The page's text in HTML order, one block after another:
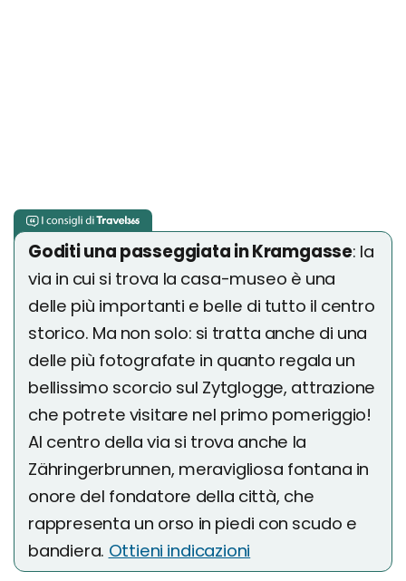
Goditi una passeggiata in Kramgasse: la
via in cui si trova la casa-museo è una
delle più importanti e belle di tutto il centro
storico. Ma non solo: si tratta anche di una
delle più fotografate in quanto regala un
bellissimo scorcio sul Zytglogge, attrazione
che potrete visitare nel primo pomeriggio!
Al centro della via si trova anche la
Zähringerbrunnen, meravigliosa fontana in
onore del fondatore della città, che
rappresenta un orso in piedi con scudo e
bandiera. Ottieni indicazioni